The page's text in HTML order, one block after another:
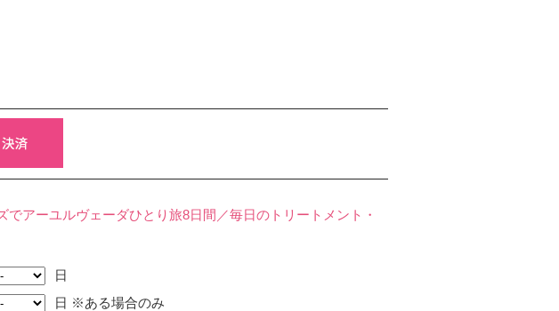
アーユルヴェーダひとり旅8日間／毎日のトリートメント・
日
日 ※ある場合のみ